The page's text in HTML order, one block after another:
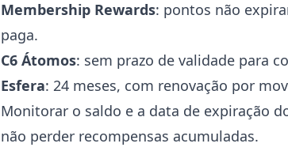
Membership Rewards: pontos não
paga.
C6 Átomos: sem prazo de validade para
Esfera: 24 meses, com renovação por
Monitorar o saldo e a data de expiração
não perder recompensas acumuladas.